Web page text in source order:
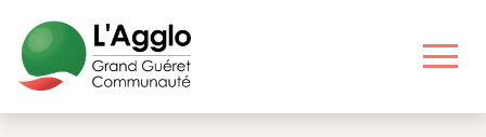
contenu
principal
menu
principal
liens
utiles
pied
page